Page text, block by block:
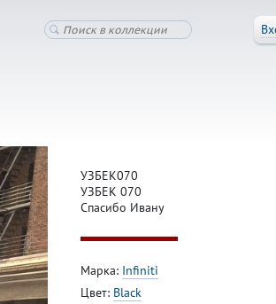
УЗБЕК070
УЗБЕК 070
Спасибо Ивану
Марка: Infiniti
Цвет: Black